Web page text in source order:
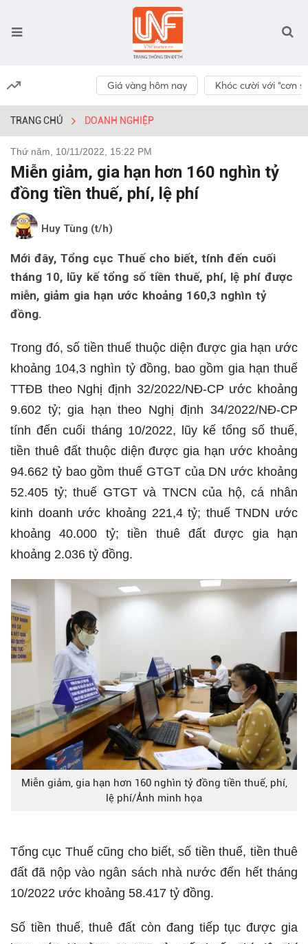
Giá vàng hôm nay Khóc cười với “cơn
TRANG CHỦ DOANH NGHIỆP
Thứ năm, 10/11/2022, 15:22 PM
Miễn giảm, gia hạn hơn 160 nghìn tỷ
đồng tiền thuế, phí, lệ phí
Huy Tùng (t/h)
Mới đây, Tổng cục Thuế cho biết, tính đến cuối
tháng 10, lũy kế tổng số tiền thuế, phí, lệ phí được
miễn, giảm gia hạn ước khoảng 160,3 nghìn tỷ
đồng.
Trong đó, số tiền thuế thuộc diện được gia hạn ước
khoảng 104,3 nghìn tỷ đồng, bao gồm gia hạn thuế
TTĐB theo Nghị định 32/2022/NĐ-CP ước khoảng
9.602 tỷ; gia hạn theo Nghị định 34/2022/NĐ-CP
tính đến cuối tháng 10/2022, lũy kế tổng số thuế,
tiền thuê đất thuộc diện được gia hạn ước khoảng
94.662 tỷ bao gồm thuế GTGT của DN ước khoảng
52.405 tỷ; thuế GTGT và TNCN của hộ, cá nhân
kinh doanh ước khoảng 221,4 tỷ; thuế TNDN ước
khoảng 40.000 tỷ; tiền thuê đất được gia hạn
khoảng 2.036 tỷ đồng.
Miễn giảm, gia hạn hơn 160 nghìn tỷ đồng tiền thuế, phí,
lệ phí/Ảnh minh họa
Tổng cục Thuế cũng cho biết, số tiền thuế, tiền thuê
đất đã nộp vào ngân sách nhà nước đến hết tháng
10/2022 ước khoảng 58.417 tỷ đồng.
Số tiền thuế, thuê đất còn đang tiếp tục được gia